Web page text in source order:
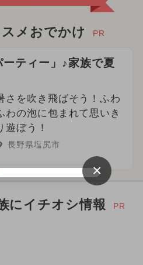
メおでかけ PR
ティー」♪家族で夏
さを吹き飛ばそう！ふわ
わの泡に包まれて思いき
遊ぼう！
長野県塩尻市
にイチオシ情報 PR
×